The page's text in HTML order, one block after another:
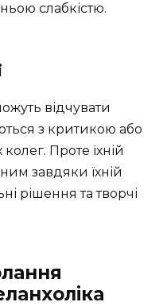
слабкістю.
відчувати
з критикою або
Проте їхній
завдяки їхній
рішення та творчі